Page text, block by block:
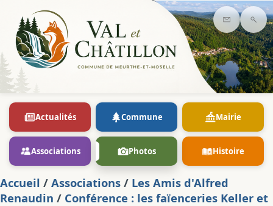
Contact
Actualités Commune Mairie
Associations Photos Histoire
Accueil / Associations / Les Amis d'Alfred
Renaudin / Conférence : les faïenceries Keller et